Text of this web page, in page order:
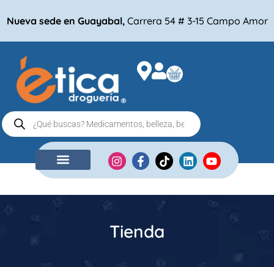
Nueva sede en Guayabal, Carrera 54 # 3-15 Campo Amor
Tienda